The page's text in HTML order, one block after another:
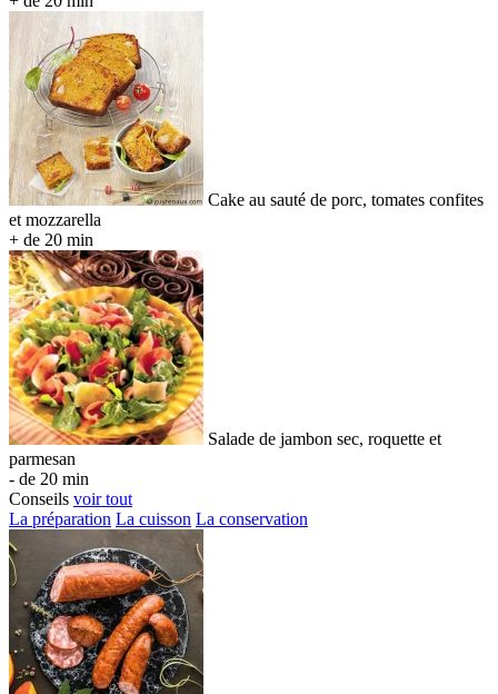
Cake au sauté de porc, tomates confites
et mozzarella
+ de 20 min
Salade de jambon sec, roquette et
parmesan
- de 20 min
Conseils voir tout
La préparation La cuisson La conservation